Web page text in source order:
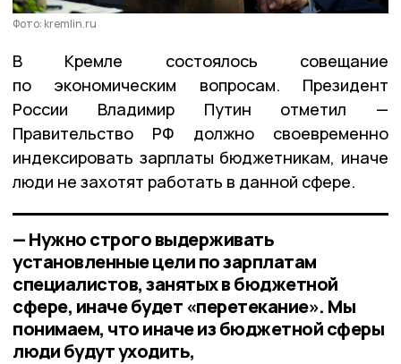
Фото: kremlin.ru
В Кремле состоялось совещание
по экономическим вопросам. Президент
России Владимир Путин отметил —
Правительство РФ должно своевременно
индексировать зарплаты бюджетникам, иначе
люди не захотят работать в данной сфере.
— Нужно строго выдерживать
установленные цели по зарплатам
специалистов, занятых в бюджетной
сфере, иначе будет «перетекание». Мы
понимаем, что иначе из бюджетной сферы
люди будут уходить,